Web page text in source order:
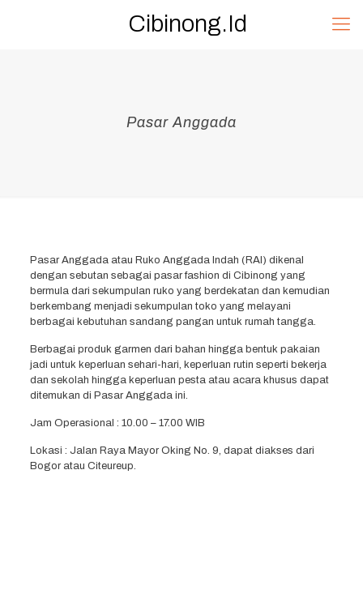
Cibinong.Id
Pasar Anggada
Pasar Anggada atau Ruko Anggada Indah (RAI) dikenal
dengan sebutan sebagai pasar fashion di Cibinong yang
bermula dari sekumpulan ruko yang berdekatan dan kemudian
berkembang menjadi sekumpulan toko yang melayani
berbagai kebutuhan sandang pangan untuk rumah tangga.
Berbagai produk garmen dari bahan hingga bentuk pakaian
jadi untuk keperluan sehari-hari, keperluan rutin seperti bekerja
dan sekolah hingga keperluan pesta atau acara khusus dapat
ditemukan di Pasar Anggada ini.
Jam Operasional : 10.00 – 17.00 WIB
Lokasi : Jalan Raya Mayor Oking No. 9, dapat diakses dari
Bogor atau Citeureup.